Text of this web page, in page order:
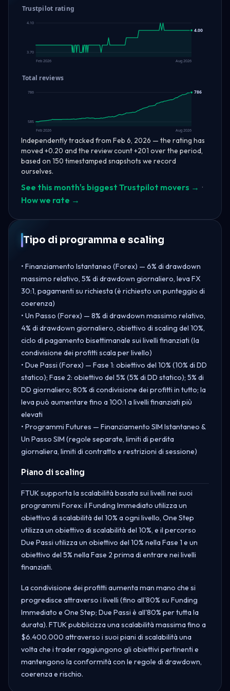
Trustpilot rating
4.10
3.70
4.00
Feb 2026 Aug 2026
Total reviews
786
585
786
Feb 2026 Aug 2026
Independently tracked from Feb 6, 2026 — the rating has
moved +0.20 and the review count +201 over the period,
based on 150 timestamped snapshots we record
ourselves.
See this month's biggest Trustpilot movers → ·
How we rate →
Tipo di programma e scaling
• Finanziamento Istantaneo (Forex) — 6% di drawdown
massimo relativo, 5% di drawdown giornaliero, leva FX
30:1, pagamenti su richiesta (è richiesto un punteggio di
coerenza)
• Un Passo (Forex) — 8% di drawdown massimo relativo,
4% di drawdown giornaliero, obiettivo di scaling del 10%,
ciclo di pagamento bisettimanale sui livelli finanziati (la
condivisione dei profitti scala per livello)
• Due Passi (Forex) — Fase 1: obiettivo del 10% (10% di DD
statico); Fase 2: obiettivo del 5% (5% di DD statico); 5% di
DD giornaliero; 80% di condivisione dei profitti in tutto; la
leva può aumentare fino a 100:1 a livelli finanziati più
elevati
• Programmi Futures — Finanziamento SIM Istantaneo &
Un Passo SIM (regole separate, limiti di perdita
giornaliera, limiti di contratto e restrizioni di sessione)
Piano di scaling
FTUK supporta la scalabilità basata sui livelli nei suoi
programmi Forex: il Funding Immediato utilizza un
obiettivo di scalabilità del 10% a ogni livello, One Step
utilizza un obiettivo di scalabilità del 10%, e il percorso
Due Passi utilizza un obiettivo del 10% nella Fase 1 e un
obiettivo del 5% nella Fase 2 prima di entrare nei livelli
finanziati.
La condivisione dei profitti aumenta man mano che si
progredisce attraverso i livelli (fino all'80% su Funding
Immediato e One Step; Due Passi è all'80% per tutta la
durata). FTUK pubblicizza una scalabilità massima fino a
$6.400.000 attraverso i suoi piani di scalabilità una
volta che i trader raggiungono gli obiettivi pertinenti e
mantengono la conformità con le regole di drawdown,
coerenza e rischio.